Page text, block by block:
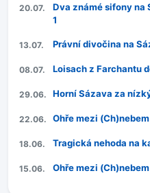
20.07.
Dva známé sifony na
1
13.07. Právní divočina na
08.07. Loisach z Farchantu
29.06. Horní Sázava za
22.06. Ohře mezi
18.06. Tragická nehoda na
15.06. Ohře mezi